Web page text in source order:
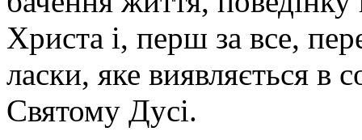
Христа і, перш за все,
ласки, яке виявляється в
Святому Дусі.